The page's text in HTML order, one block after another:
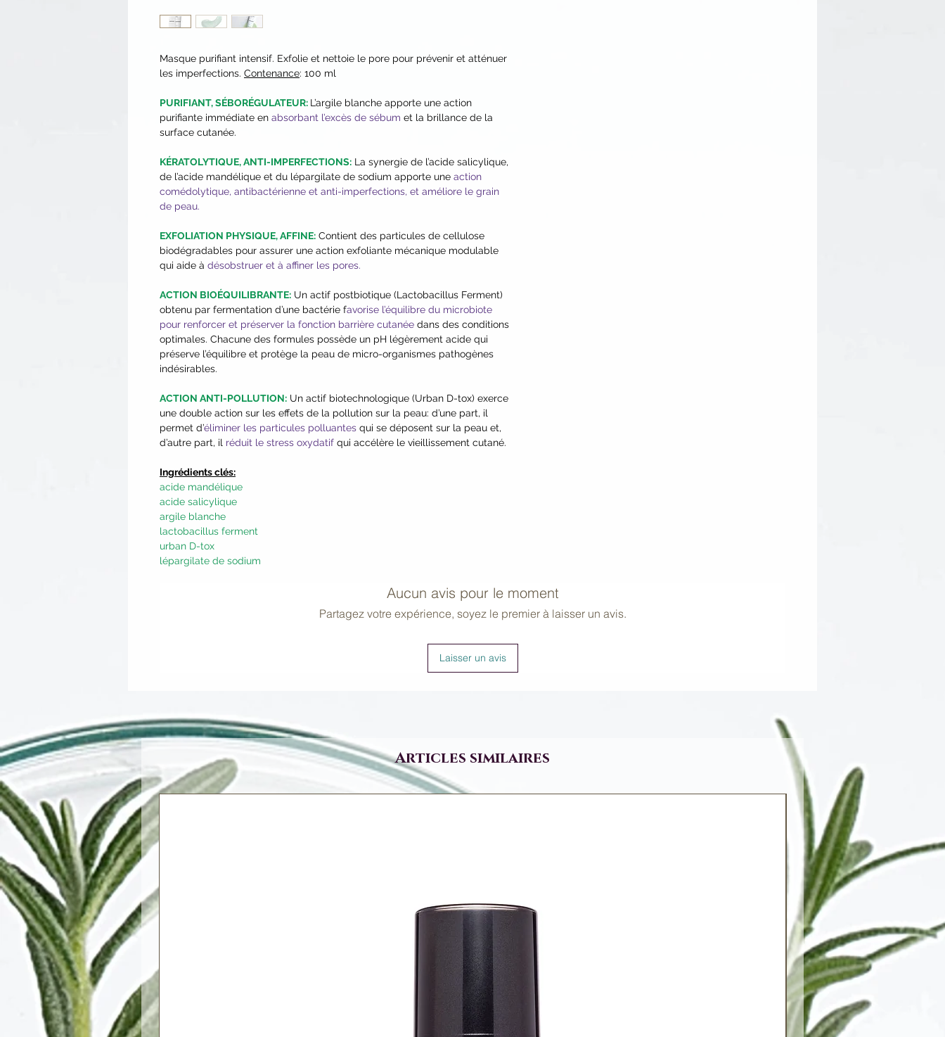
Masque purifiant intensif. Exfolie et nettoie le pore pour prévenir et atténuer
les imperfections. Contenance: 100 ml
PURIFIANT, SÉBORÉGULATEUR: L’argile blanche apporte une action
purifiante immédiate en absorbant l’excès de sébum et la brillance de la
surface cutanée.
KÉRATOLYTIQUE, ANTI-IMPERFECTIONS: La synergie de l’acide salicylique,
de l’acide mandélique et du lépargilate de sodium apporte une action
comédolytique, antibactérienne et anti-imperfections, et améliore le grain
de peau.
EXFOLIATION PHYSIQUE, AFFINE: Contient des particules de cellulose
biodégradables pour assurer une action exfoliante mécanique modulable
qui aide à désobstruer et à affiner les pores.
ACTION BIOÉQUILIBRANTE: Un actif postbiotique (Lactobacillus Ferment)
obtenu par fermentation d’une bactérie favorise l’équilibre du microbiote
pour renforcer et préserver la fonction barrière cutanée dans des conditions
optimales. Chacune des formules possède un pH légèrement acide qui
préserve l’équilibre et protège la peau de micro-organismes pathogènes
indésirables.
ACTION ANTI-POLLUTION: Un actif biotechnologique (Urban D-tox) exerce
une double action sur les effets de la pollution sur la peau: d’une part, il
permet d’éliminer les particules polluantes qui se déposent sur la peau et,
d’autre part, il réduit le stress oxydatif qui accélère le vieillissement cutané.
Ingrédients clés:
acide mandélique
acide salicylique
argile blanche
lactobacillus ferment
urban D-tox
lépargilate de sodium
Aucun avis pour le moment
Partagez votre expérience, soyez le premier à laisser un avis.
Laisser un avis
Articles similaires